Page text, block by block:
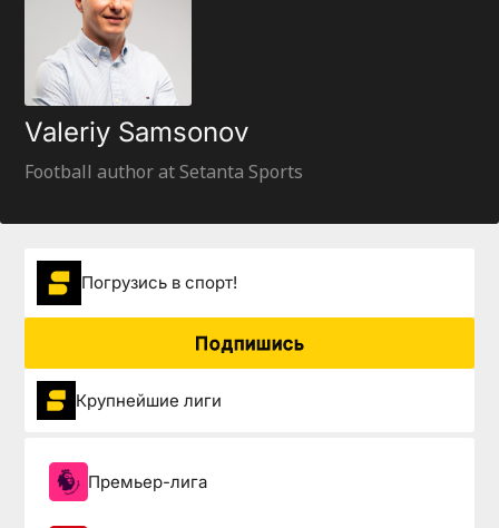
Valeriy Samsonov
Football author at Setanta Sports
Погрузиcь в спорт!
Подпишись
Крупнейшие лиги
Премьер-лига